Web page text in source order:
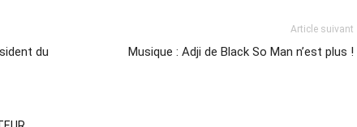
du
Article suivant
Musique : Adji de Black So Man n’est plus !